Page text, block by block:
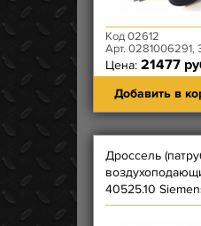
Код 02612
Арт. 0281006291, 3163-80-
Цена: 21477
Добавить в
Дроссель
40525.10
(A2C33099600/